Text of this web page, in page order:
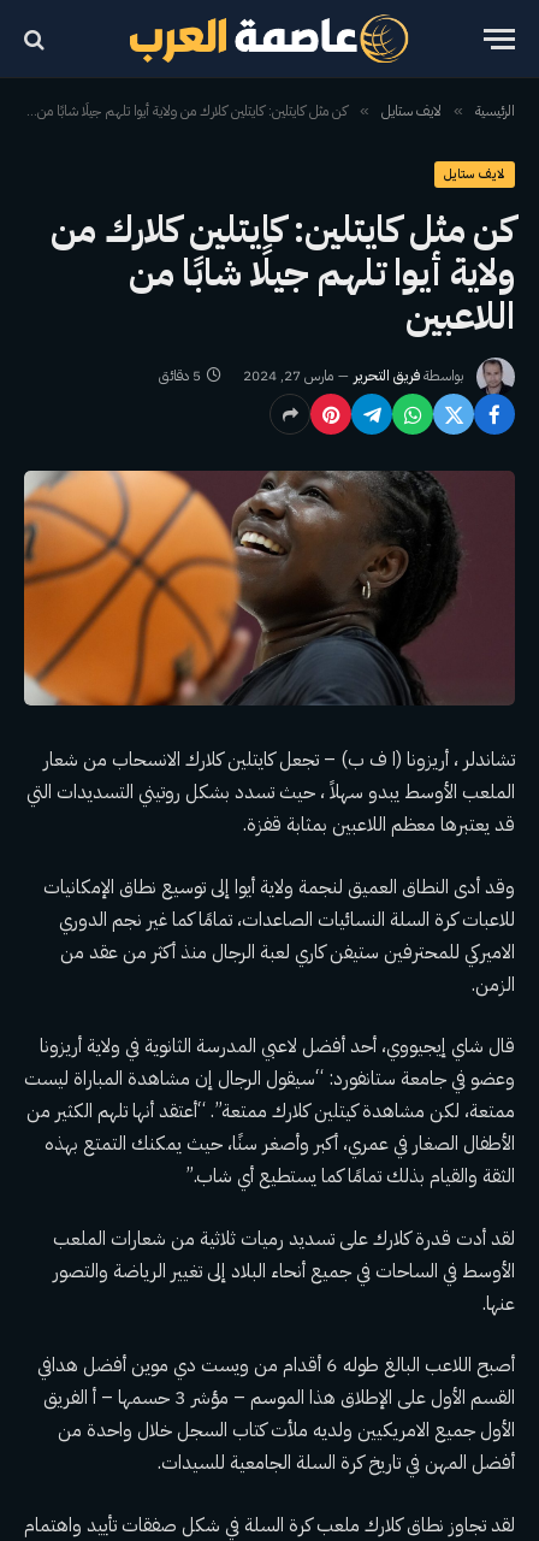
الرئيسية » لايف ستايل » كن مثل كايتلين: كايتلين كلارك من ولاية أيوا تلهم جيلًا شابًا من اللاعبين
لايف ستايل
كن مثل كايتلين: كايتلين كلارك من
ولاية أيوا تلهم جيلًا شابًا من
اللاعبين
بواسطةفريق التحرير مارس 27, 2024 5 دقائق
تشاندلر ، أريزونا (ا ف ب) – تجعل كايتلين كلارك الانسحاب من شعار
الملعب الأوسط يبدو سهلاً ، حيث تسدد بشكل روتيني التسديدات التي
قد يعتبرها معظم اللاعبين بمثابة قفزة.
وقد أدى النطاق العميق لنجمة ولاية أيوا إلى توسيع نطاق الإمكانيات
للاعبات كرة السلة النسائيات الصاعدات، تمامًا كما غير نجم الدوري
الاميركي للمحترفين ستيفن كاري لعبة الرجال منذ أكثر من عقد من
الزمن.
قال شاي إيجيووي، أحد أفضل لاعبي المدرسة الثانوية في ولاية أريزونا
وعضو في جامعة ستانفورد: “سيقول الرجال إن مشاهدة المباراة ليست
ممتعة، لكن مشاهدة كيتلين كلارك ممتعة”. “أعتقد أنها تلهم الكثير من
الأطفال الصغار في عمري، أكبر وأصغر سنًا، حيث يمكنك التمتع بهذه
الثقة والقيام بذلك تمامًا كما يستطيع أي شاب.”
لقد أدت قدرة كلارك على تسديد رميات ثلاثية من شعارات الملعب
الأوسط في الساحات في جميع أنحاء البلاد إلى تغيير الرياضة والتصور
عنها.
أصبح اللاعب البالغ طوله 6 أقدام من ويست دي موين أفضل هدافي
القسم الأول على الإطلاق هذا الموسم – مؤشر 3 حسمها – أ الفريق
الأول جميع الامريكيين ولديه ملأت كتاب السجلخلال واحدة من
أفضل المهن في تاريخ كرة السلة الجامعية للسيدات.
لقد تجاوز نطاق كلارك ملعب كرة السلة في شكل صفقات تأييد واهتمام